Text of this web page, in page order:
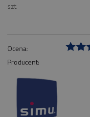
szt.
Ocena:
Producent: